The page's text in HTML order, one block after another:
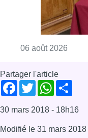
06 août 2026
Partager l'article
Facebook
TwitterWhatsApp
30 mars 2018 - 18h16
Modifié le 31 mars 2018